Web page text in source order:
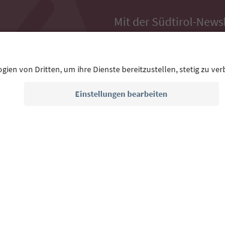
Mit der Südtirol-
Auszeit,
E-Mail Adresse